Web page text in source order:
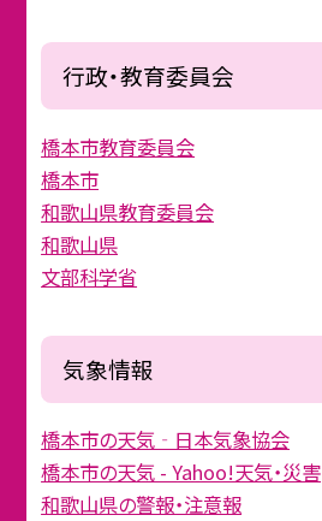
行政・教育委員会
橋本市教育委員会
橋本市
和歌山県教育委員会
和歌山県
文部科学省
気象情報
橋本市の天気‐日本気象協会
橋本市の天気 - Yahoo!天気・災害
和歌山県の警報・注意報